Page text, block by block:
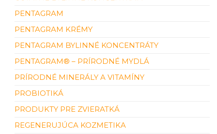
PENTAGRAM
PENTAGRAM KRÉMY
PENTAGRAM BYLINNÉ KONCENTRÁTY
PENTAGRAM® – PRÍRODNÉ MYDLÁ
PRÍRODNÉ MINERÁLY A VITAMÍNY
PROBIOTIKÁ
PRODUKTY PRE ZVIERATKÁ
REGENERUJÚCA KOZMETIKA